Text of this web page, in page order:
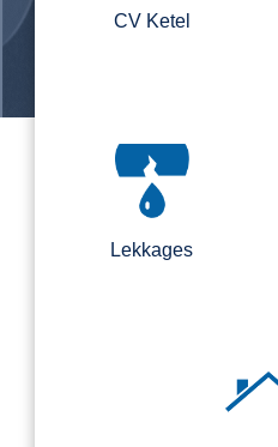
CV Ketel
Lekkages